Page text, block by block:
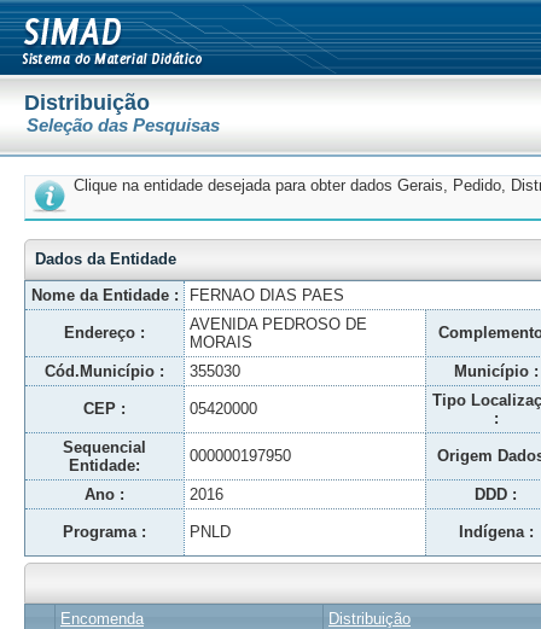
Distribuição
Seleção das Pesquisas
Clique na entidade desejada para obter dados Gerais, Pedido,
Dados da Entidade
Nome da Entidade :
FERNAO DIAS PAES
Endereço :
AVENIDA PEDROSO DE
MORAIS
Cód.Município : 355030 Município :
CEP : 05420000
Tipo
:
Sequencial
Entidade:
000000197950 Origem
Ano : 2016 DDD :
Programa : PNLD Indígena :
Encomenda Distribuição